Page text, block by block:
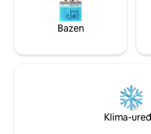
Bazen
Klima-